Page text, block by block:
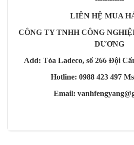
LIÊN HỆ MUA
CÔNG TY TNHH CÔNG
DƯƠNG
Add: Tòa Ladeco, số 266 Đội
Hotline: 0988 423 497
Email: